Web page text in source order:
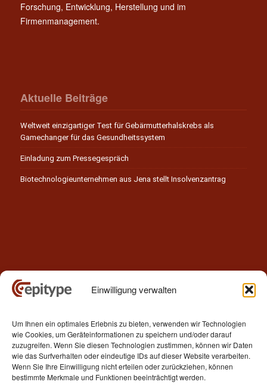
Einwilligung verwalten
Um Ihnen ein optimales Erlebnis zu bieten, verwenden wir Technologien
wie Cookies, um Geräteinformationen zu speichern und/oder darauf
zuzugreifen. Wenn Sie diesen Technologien zustimmen, können wir Daten
wie das Surfverhalten oder eindeutige IDs auf dieser Website verarbeiten.
Wenn Sie Ihre Einwilligung nicht erteilen oder zurückziehen, können
bestimmte Merkmale und Funktionen beeinträchtigt werden.
Forschung, Entwicklung, Herstellung und im
Firmenmanagement.
Aktuelle Beiträge
Weltweit einzigartiger Test für Gebärmutterhalskrebs als
Gamechanger für das Gesundheitssystem
Einladung zum Pressegespräch
Biotechnologieunternehmen aus Jena stellt Insolvenzantrag
Kontakt
Epitype GmbH
Löbstedter Str. 41
07749 Jena
Germany